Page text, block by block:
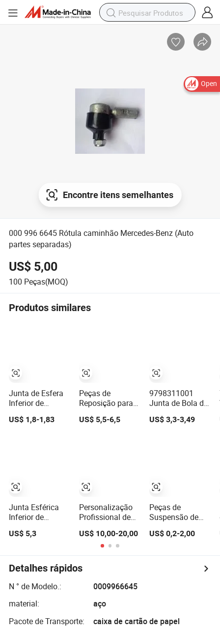
Open
Encontre itens semelhantes
000 996 6645 Rótula caminhão Mercedes-Benz (Auto
partes separadas)
US$ 5,00
100 Peças(MOQ)
Produtos similares
Junta de Esfera
Inferior de
Suspensão Dura
OE# 8944594534
Caminhões Isuzu
Tfr TFS TBR Ucs
US$ 1,8-1,83
Junta Esférica
Inferior de
(43330-39585)
Toyota Land
Cruiser Prado
US$ 5,3
Peças de
Reposição para
Caminhões de
Boa Qualidade
US$ 5,5-6,5
Personalização
Profissional de
Caminhão Junta
Esférica
US$ 10,00-20,00
9798311001
Junta de Bola de
Empilhadeira
Serve Caminhões
US$ 3,3-3,49
Peças de
Suspensão de
Terminais de
Esférica de
US$ 0,2-2,00
Detalhes rápidos
N ° de Modelo.:
0009966645
material:
aço
Pacote de Transporte:
caixa de cartão de papel